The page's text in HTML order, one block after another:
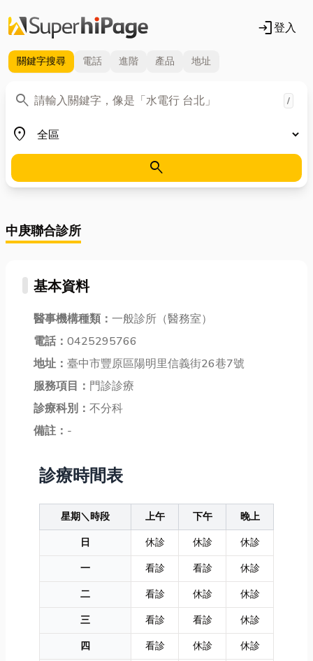
login登入
關鍵字搜尋 電話 進階 產品 地址
search
關鍵字 /
place
地區
search
中庚聯合診所
基本資料
醫事機構種類： 一般診所（醫務室）
電話： 0425295766
地址： 臺中市豐原區陽明里信義街26巷7號
服務項目： 門診診療
診療科別： 不分科
備註： -
診療時間表
星期＼時段 上午 下午
晚上
日
休診 休診
休診
一
看診 看診
休診
二
看診 休診
休診
三
看診 看診
休診
四
看診 休診
休診